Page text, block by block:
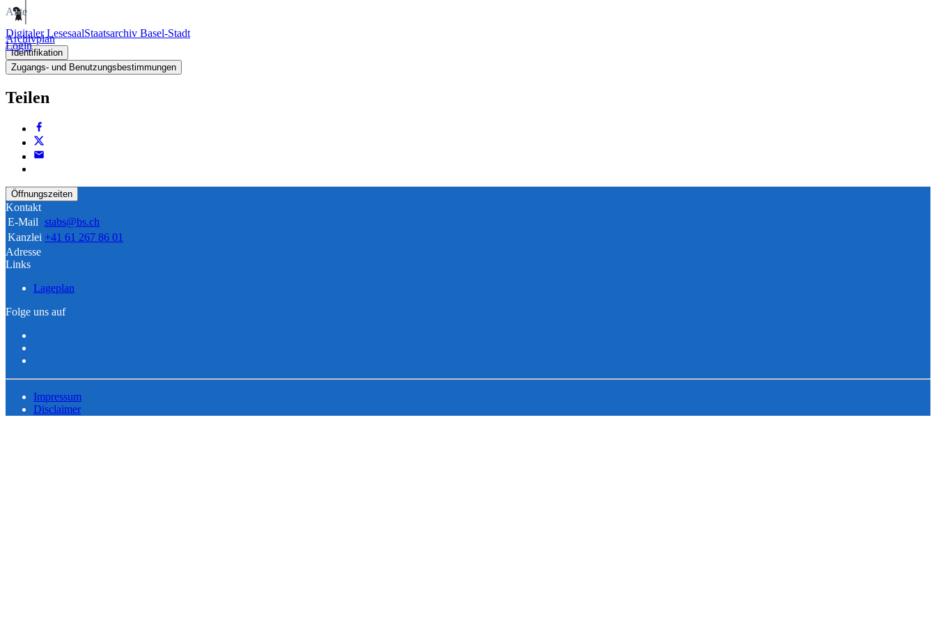
Digitaler LesesaalStaatsarchiv Basel-Stadt
Login
Akte
Archivplan
Identifikation
Zugangs- und Benutzungsbestimmungen
Teilen
Öffnungszeiten
Kontakt
E-Mail stabs@bs.ch
Kanzlei +41 61 267 86 01
Adresse
Links
Lageplan
Folge uns auf
Impressum
Disclaimer